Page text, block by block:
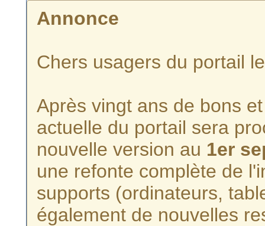
Annonce
Chers usagers du portail
Après vingt ans de bons
actuelle du portail sera
nouvelle version au 1er
une refonte complète de
supports (ordinateurs,
également de nouvelles